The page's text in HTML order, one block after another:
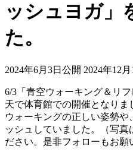
ッシュヨガ」
た。
2024年6月3日公開 2024年12
6/3「青空ウォーキング＆リ
天で体育館での開催となりま
ウォーキングの正しい姿勢
ッシュしていました。（写真
ださい。是非フォローもお願